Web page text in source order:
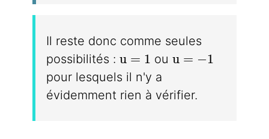
Il reste donc comme seules
possibilités : u = 1
u = 1 ouu = -1
u = −1
pour lesquels il n'y a
évidemment rien à vérifier.